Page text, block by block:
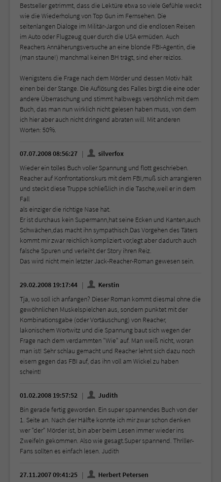
Bestseller getrimmt, dass die Lektüre etwa so viele Gefühle weckt
wie die Wiederholung von Top Gun im Fernsehen. Die
seitenlangen Dialoge im Militär-Jargon und die endlosen Reisen
im Auto oder Flugzeug quer durch die USA ermüden. Auch
Reachers Annäherungsversuche an eine blonde FBI-Agentin, die
(man staune!) manchmal keinen BH trägt, sind eher reizlos.
Wenigstens die Frage nach dem Mörder und dessen Motiv hält
einen bei der Stange. Die Auflösung des Falles birgt die eine oder
andere Überraschung und stimmt halbwegs versöhnlich mit dem
Buch, das man nun wirklich nicht gelesen haben muss, von dem
ich hier aber auch nicht dringend abraten will. Mit anderen
Worten: 50%.
07.07.2008 08:56:27
silverfox
Wieder ein tolles Buch voller Spannung und flott geschrieben.
Reacher auf Konfrontationskurs mit dem FBI,muß sich arrangieren
und steckt diese Truppe schließlich in die Tasche,weil er in dem
Fall
als einziger die richtige Nase hat.
Er ist durchaus kein Supermann,hat seine Ecken und Kanten,auch
Schwächen,das macht ihn sympathisch.Das Vorgehen des Täters
kommt mir zwar reichlich kompliziert vor,legt aber dadurch auch
falsche Spuren und verleiht der Story ihren Reiz.
Das wird nicht mein letzter Jack-Reacher-Roman gewesen sein.
29.02.2008 19:17:44
Kerstin
Tja, wo soll ich anfangen? Dieser Roman kommt diesmal ohne die
gewöhnlichen Muskelspielchen aus, sondern punktet mit der
Kombinationsgabe (oder Vortäuschung) von Reacher,
lakonischem Wortwitz und die Spannung baut sich wegen der
Frage nach dem verdammten "Wie" auf. Man weiß nicht, woran
man ist! Sehr schlau gemacht und Reacher lehnt sich dazu noch
eisern gegen das FBI auf, das ihn voll am Wickel zu haben
scheint!
01.02.2008 19:57:52
Judith
Bin gerade fertig geworden. Ein super spannendes Buch von der
1. Seite an. Nach der Hälfte konnte ich mir zwar schon denken
wer "der" Mörder ist, bin aber beim Lesen immer wieder ins
Zweifeln gekommen. Also wie gesagt.Super spannend. Thriller-
Fans sollten es einfach lesen. Judith
27.11.2007 09:41:25
Herbert Petersen